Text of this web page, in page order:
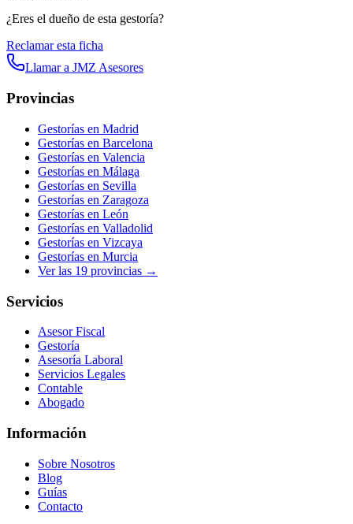
¿Eres el dueño de esta gestoría?
Reclamar esta ficha
Llamar a JMZ Asesores
Provincias
Gestorías en Madrid
Gestorías en Barcelona
Gestorías en Valencia
Gestorías en Málaga
Gestorías en Sevilla
Gestorías en Zaragoza
Gestorías en León
Gestorías en Valladolid
Gestorías en Vizcaya
Gestorías en Murcia
Ver las 19 provincias →
Servicios
Asesor Fiscal
Gestoría
Asesoría Laboral
Servicios Legales
Contable
Abogado
Información
Sobre Nosotros
Blog
Guías
Contacto